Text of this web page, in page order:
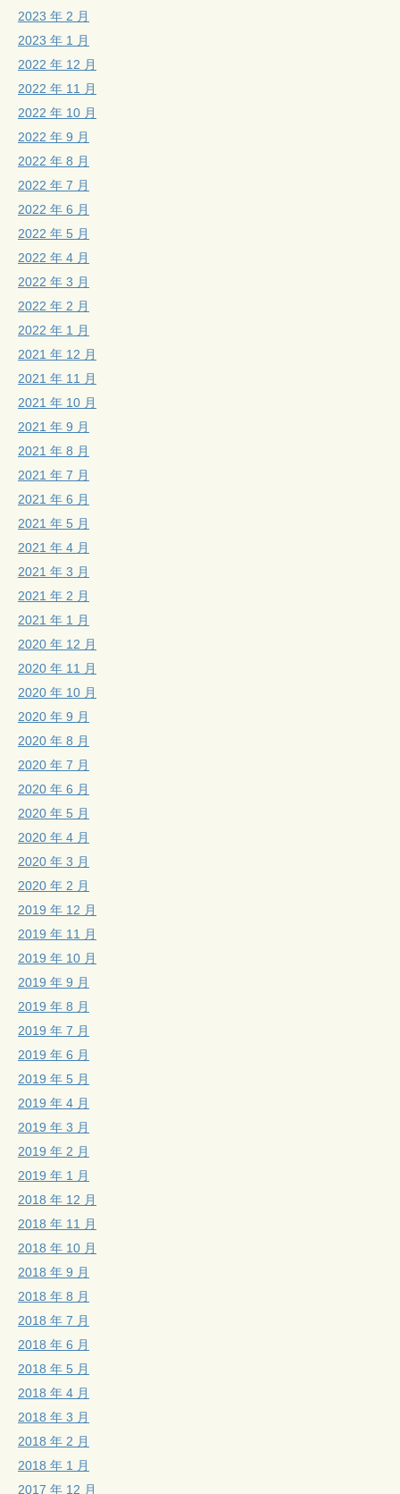
2023 年 2 月
2023 年 1 月
2022 年 12 月
2022 年 11 月
2022 年 10 月
2022 年 9 月
2022 年 8 月
2022 年 7 月
2022 年 6 月
2022 年 5 月
2022 年 4 月
2022 年 3 月
2022 年 2 月
2022 年 1 月
2021 年 12 月
2021 年 11 月
2021 年 10 月
2021 年 9 月
2021 年 8 月
2021 年 7 月
2021 年 6 月
2021 年 5 月
2021 年 4 月
2021 年 3 月
2021 年 2 月
2021 年 1 月
2020 年 12 月
2020 年 11 月
2020 年 10 月
2020 年 9 月
2020 年 8 月
2020 年 7 月
2020 年 6 月
2020 年 5 月
2020 年 4 月
2020 年 3 月
2020 年 2 月
2019 年 12 月
2019 年 11 月
2019 年 10 月
2019 年 9 月
2019 年 8 月
2019 年 7 月
2019 年 6 月
2019 年 5 月
2019 年 4 月
2019 年 3 月
2019 年 2 月
2019 年 1 月
2018 年 12 月
2018 年 11 月
2018 年 10 月
2018 年 9 月
2018 年 8 月
2018 年 7 月
2018 年 6 月
2018 年 5 月
2018 年 4 月
2018 年 3 月
2018 年 2 月
2018 年 1 月
2017 年 12 月